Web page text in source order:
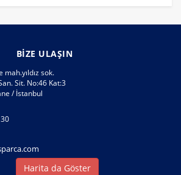
BİZE ULAŞIN
mah.yıldız sok.
Sit. No:46 Kat:3
/ İstanbul
Harita da Göster